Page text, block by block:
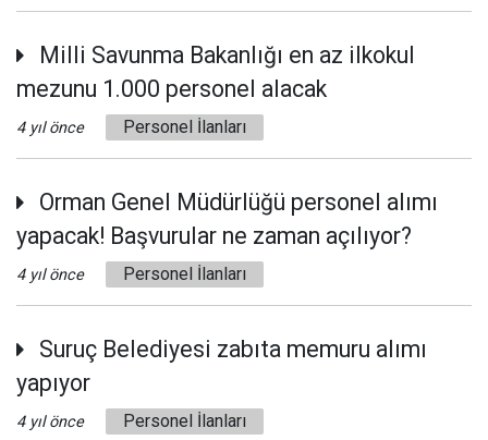
Milli Savunma Bakanlığı en az ilkokul
mezunu 1.000 personel alacak
4 yıl önce Personel İlanları
Orman Genel Müdürlüğü personel alımı
yapacak! Başvurular ne zaman açılıyor?
4 yıl önce Personel İlanları
Suruç Belediyesi zabıta memuru alımı
yapıyor
4 yıl önce Personel İlanları